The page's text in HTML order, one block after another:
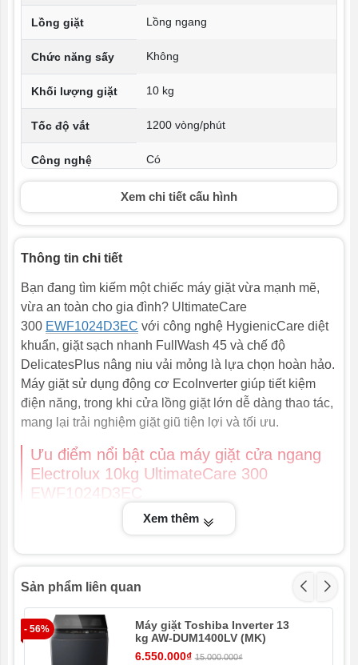
Lồng giặt Lồng ngang
Chức năng sấy Không
Khối lượng giặt 10 kg
Tốc độ vắt 1200 vòng/phút
Công nghệ
Có
giặt
Bảng điều khiển Cảm ứng thông minh với núm xoay
Kích thước 600 x 659 x 850 mm
Khối lượng 71 Kg
Xem chi tiết cấu hình
Thông tin chi tiết
Bạn đang tìm kiếm một chiếc máy giặt vừa mạnh mẽ,
vừa an toàn cho gia đình? UltimateCare
300 EWF1024D3EC với công nghệ HygienicCare diệt
khuẩn, giặt sạch nhanh FullWash 45 và chế độ
DelicatesPlus nâng niu vải mỏng là lựa chọn hoàn hảo.
Máy giặt sử dụng động cơ EcoInverter giúp tiết kiệm
điện năng, trong khi cửa lồng giặt lớn dễ dàng thao tác,
mang lại trải nghiệm giặt giũ tiện lợi và tối ưu.
Ưu điểm nổi bật của máy giặt cửa ngang
Electrolux 10kg UltimateCare 300
EWF1024D3EC
Diệt khuẩn đến 99,9% sau mỗi lần giặt nhờ
HygienicCare
Giặt sạch nhanh đầy tải trong 45 phút với
FullWash 45
Chương trình Sanitise loại bỏ vi khuẩn và virus
thông thường
DelicatesPlus chăm sóc vải mỏng, bảo vệ quần
áo yêu thích
Xem thêm
Sản phẩm liên quan
- 56%
Máy giặt Toshiba Inverter 13
kg AW-DUM1400LV (MK)
6.550.000₫ 15.000.000₫